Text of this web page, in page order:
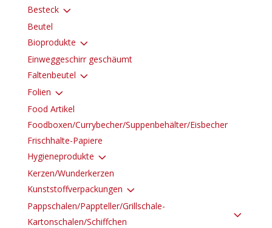
Besteck3
Beutel
Bioprodukte 3
Einweggeschirr geschäumt
Faltenbeutel 3
Folien 3
Food Artikel
Foodboxen/Currybecher/Suppenbehälter/Eisbecher
Frischhalte-Papiere
Hygieneprodukte 3
Kerzen/Wunderkerzen
Kunststoffverpackungen 3
Pappschalen/Pappteller/Grillschale-
Kartonschalen/Schiffchen
3